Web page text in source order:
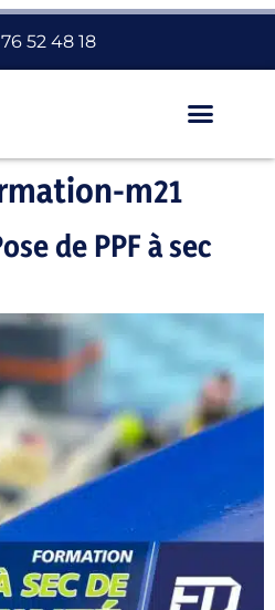
52 48 18
m21
de PPF à sec